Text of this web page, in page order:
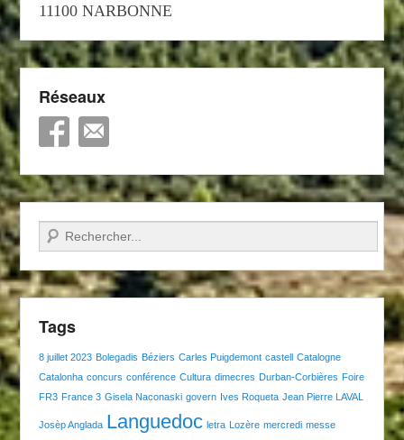
11100 NARBONNE
Réseaux
Recherche
Tags
8 juillet 2023 Bolegadis Béziers Carles Puigdemont castell Catalogne
Catalonha concurs conférence Cultura dimecres Durban-Corbières Foire
FR3 France 3 Gisela Naconaski govern Ives Roqueta Jean Pierre LAVAL
Josèp Anglada Languedoc letra Lozère mercredi messe